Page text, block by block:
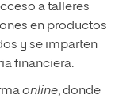
a talleres
en productos
y se imparten
financiera.
online, donde